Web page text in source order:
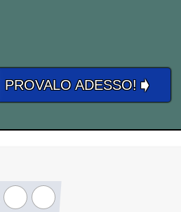
PROVALO ADESSO! ➧